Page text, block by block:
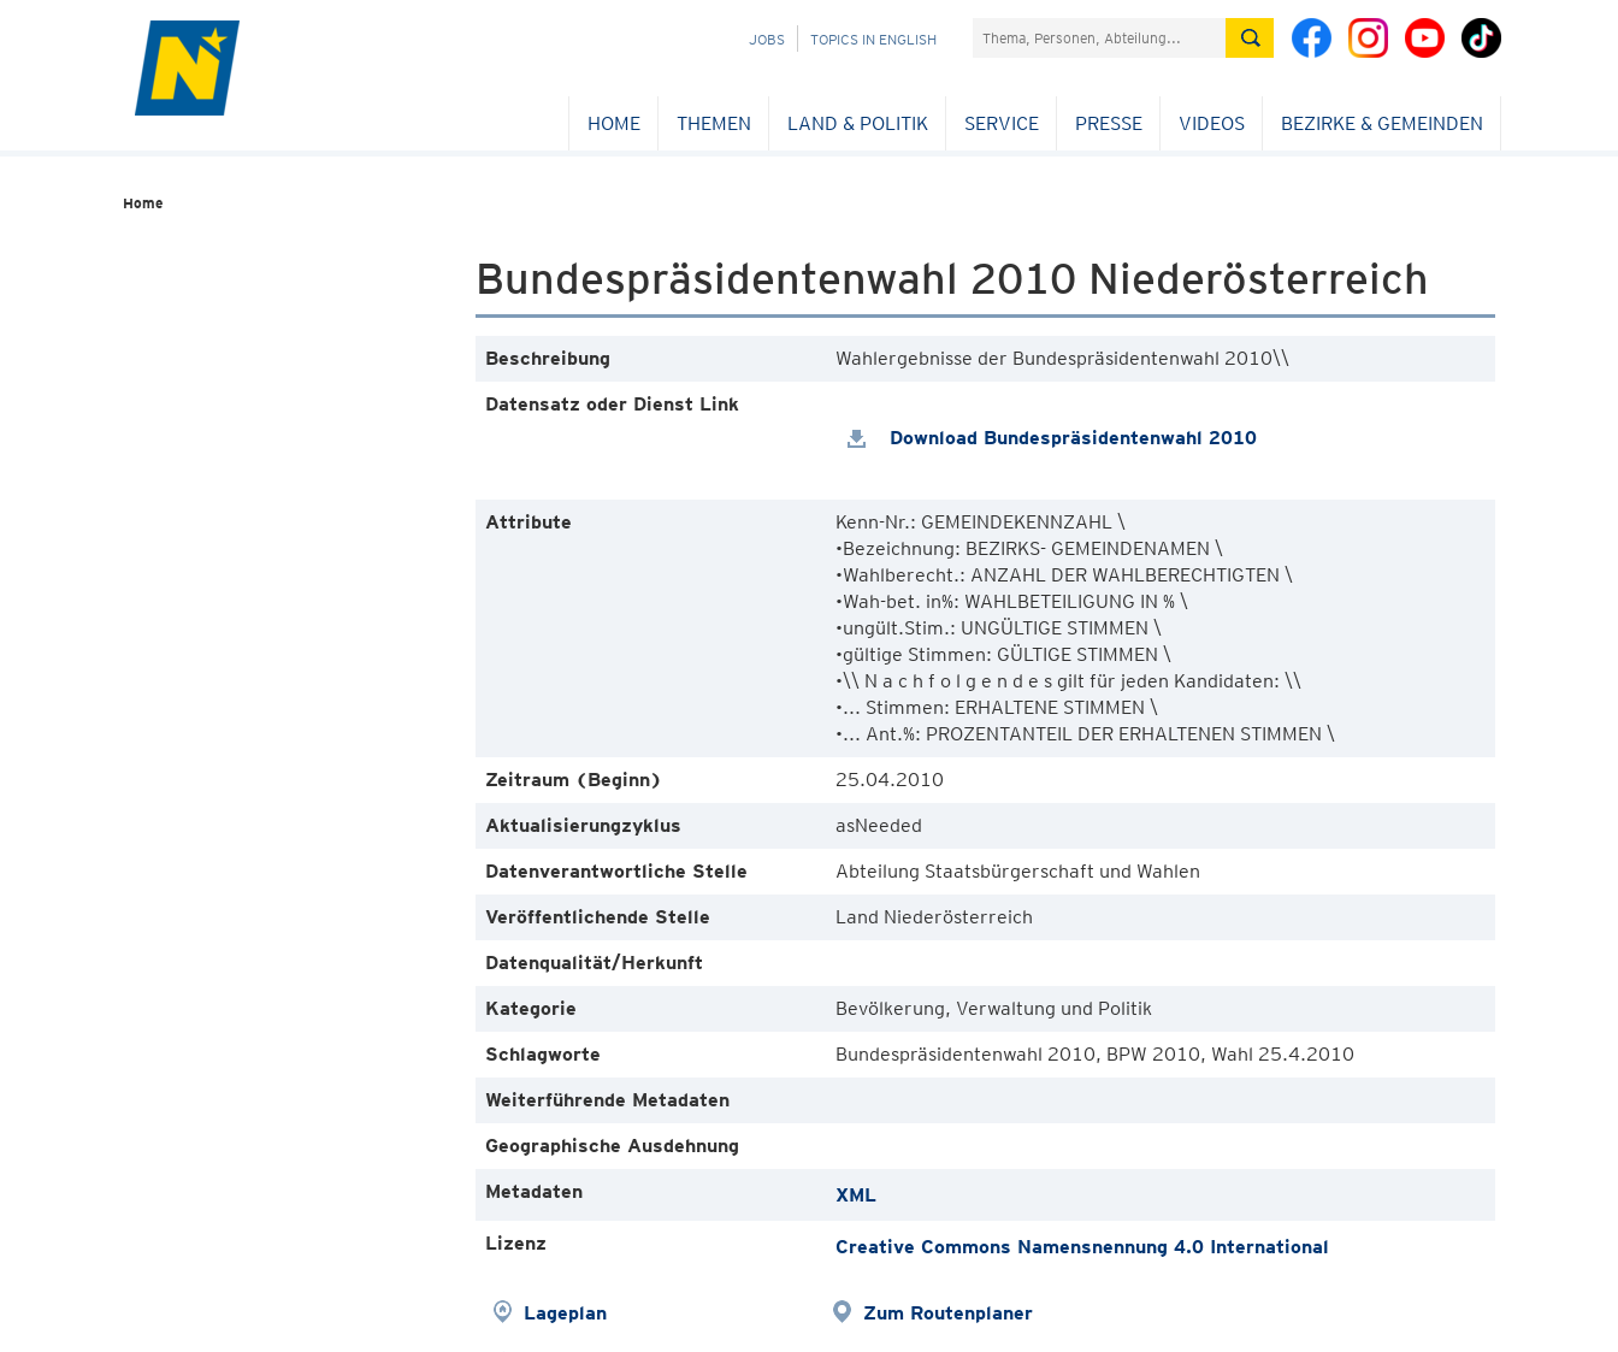
NAVIGATION
JOBS TOPICS IN ENGLISH Suchefeld
HOME THEMEN LAND & POLITIK SERVICE PRESSE VIDEOS BEZIRKE & GEMEINDEN
Home
Bundespräsidentenwahl 2010 Niederösterreich
Beschreibung
Wahlergebnisse der Bundespräsidentenwahl 2010\\
Datensatz oder Dienst Link
Download Bundespräsidentenwahl 2010
Attribute
Kenn-Nr.: GEMEINDEKENNZAHL \
•Bezeichnung: BEZIRKS- GEMEINDENAMEN \
•Wahlberecht.: ANZAHL DER WAHLBERECHTIGTEN \
•Wah-bet. in%: WAHLBETEILIGUNG IN % \
•ungült.Stim.: UNGÜLTIGE STIMMEN \
•gültige Stimmen: GÜLTIGE STIMMEN \
•\\ N a c h f o l g e n d e s gilt für jeden Kandidaten: \\
•... Stimmen: ERHALTENE STIMMEN \
•... Ant.%: PROZENTANTEIL DER ERHALTENEN STIMMEN \
Zeitraum (Beginn)
25.04.2010
Aktualisierungzyklus
asNeeded
Datenverantwortliche Stelle
Abteilung Staatsbürgerschaft und Wahlen
Veröffentlichende Stelle
Land Niederösterreich
Datenqualität/Herkunft
Kategorie
Bevölkerung, Verwaltung und Politik
Schlagworte
Bundespräsidentenwahl 2010, BPW 2010, Wahl 25.4.2010
Weiterführende Metadaten
Geographische Ausdehnung
Metadaten
XML
Lizenz Creative Commons Namensnennung 4.0 International
Lageplan Zum Routenplaner